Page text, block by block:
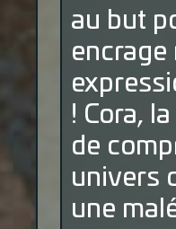
au but
! Cora,
de
univers
une